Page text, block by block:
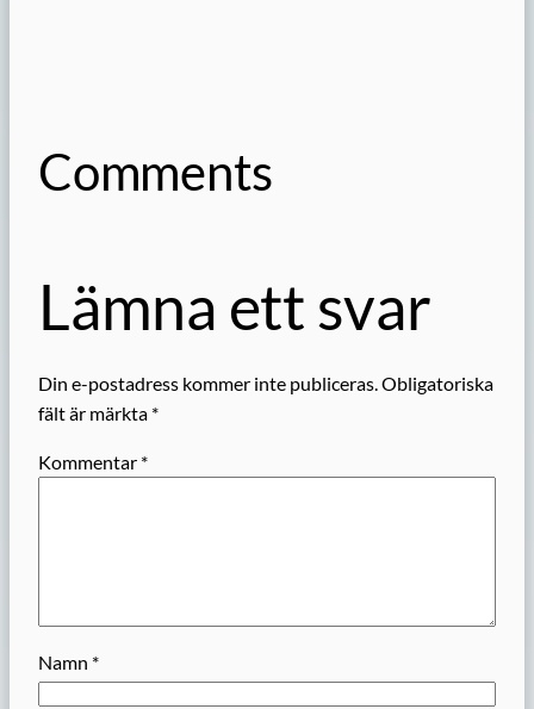
Comments
Lämna ett svar
Din e-postadress kommer inte publiceras.Obligatoriska
fält är märkta *
Kommentar *
Namn *